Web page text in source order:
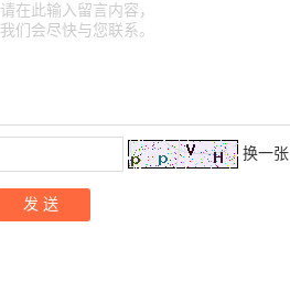
请在此输入留言内容，
我们会尽快与您联系。
换一张